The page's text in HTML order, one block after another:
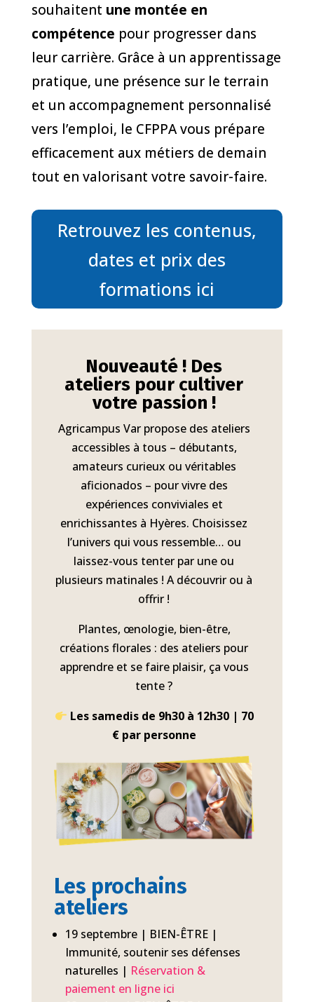
souhaitent une montée en
compétence pour progresser dans
leur carrière. Grâce à un apprentissage
pratique, une présence sur le terrain
et un accompagnement personnalisé
vers l’emploi, le CFPPA vous prépare
efficacement aux métiers de demain
tout en valorisant votre savoir-faire.
Retrouvez les contenus,
dates et prix des
formations ici
Nouveauté ! Des
ateliers pour cultiver
votre passion !
Agricampus Var propose des ateliers
accessibles à tous – débutants,
amateurs curieux ou véritables
aficionados – pour vivre des
expériences conviviales et
enrichissantes à Hyères. Choisissez
l’univers qui vous ressemble… ou
laissez-vous tenter par une ou
plusieurs matinales ! A découvrir ou à
offrir !
Plantes, œnologie, bien-être,
créations florales : des ateliers pour
apprendre et se faire plaisir, ça vous
tente ?
Les samedis de 9h30 à 12h30 | 70
€ par personne
Les prochains
ateliers
19 septembre | BIEN-ÊTRE |
Immunité, soutenir ses défenses
naturelles | Réservation &
paiement en ligne ici